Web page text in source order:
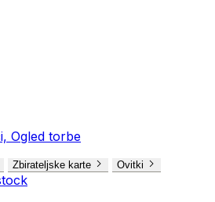
Ogled torbe
Zbirateljske karte
Ovitki